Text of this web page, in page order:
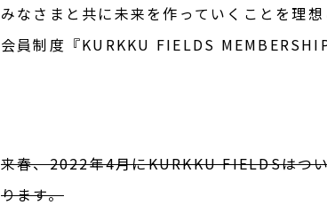
みなさまと共に未来を作っていくことを理想
会員制度『KURKKU FIELDS
来春、2022年4月にKURKKU FIELDSはつ
ります。